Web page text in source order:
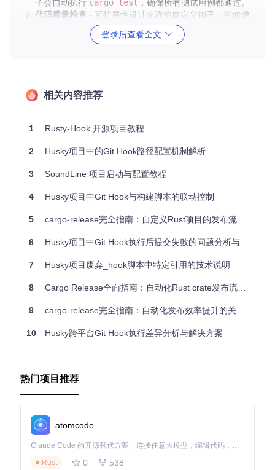
子会自动执行 cargo test ，确保所有测试用例都通过。
代码质量检查 - 可扩展性设计允许你自定义钩子，例如增
cargo clippy或cargo fmt检查代码风格和潜在问
项目特点
置 Git 钩子，无需手动配置。
启或关闭特定的钩子，甚至运行其他 cargo 命令。
ooks目录，编写自己的钩子脚本，cargo-husky 会将其复
忽略安装- 如果不需要安装钩子，可以通过环境变量
GO_HUSKY_DONT_INSTALL_HOOKS
快速禁用。
跨平台支持
- 兼容 Linux、macOS 和 Windows 系统。
总之，cargo-husky 是 Rust 项目开发中不可或缺的辅助工
用 cargo-husky，提升你的开发体验吧！
登录后查看全文
相关内容推荐
1 Rusty-Hook 开源项目教程
2 Husky项目中的Git Hook路径配置机制解析
3 SoundLine 项目启动与配置教程
4 Husky项目中Git Hook与构建脚本的联动控制
5 cargo-release完全指南：自定义Rust项目的发布流程（含release.toml实战案例）
6 Husky项目中Git Hook执行后提交失败的问题分析与解决方案
7 Husky项目废弃_hook脚本中特定引用的技术说明
8 Cargo Release全面指南：自动化Rust crate发布流程的配置与实践
9 cargo-release完全指南：自动化发布效率提升的关键实践
10 Husky跨平台Git Hook执行差异分析与解决方案
热门项目推荐
atomcode
Claude Code 的开源替代方案。连接任意大模型，编辑代码，运行命令，自动验证 — 全自动执行。用 Rust 构建，极致性能。 ｜ An open-source alternative to Claude Code. Connect any LLM, edit code, run commands, and verify changes — autonomously. Built in Rust for speed. Get Started
Rust
0 538